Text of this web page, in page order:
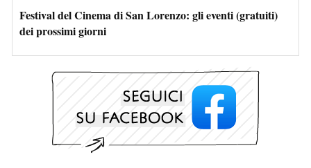
Festival del Cinema di San Lorenzo: gli eventi (gratuiti)
dei prossimi giorni